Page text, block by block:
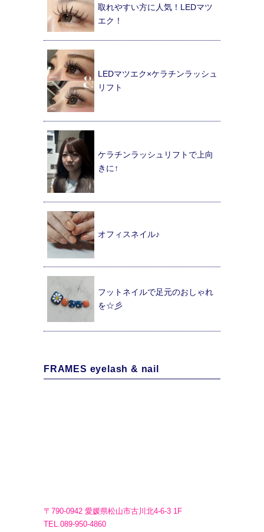
取れやすい方に人気！LEDマツ
エク！
LEDマツエク×ケラチンラッシュ
リフト
ケラチンラッシュリフトで上向
きに↑
オフィスネイル♪
フットネイルで足元のおしゃれ
を☆彡
FRAMES eyelash & nail
〒790-0942 愛媛県松山市古川北4-6-3 1F
TEL.089-950-4860